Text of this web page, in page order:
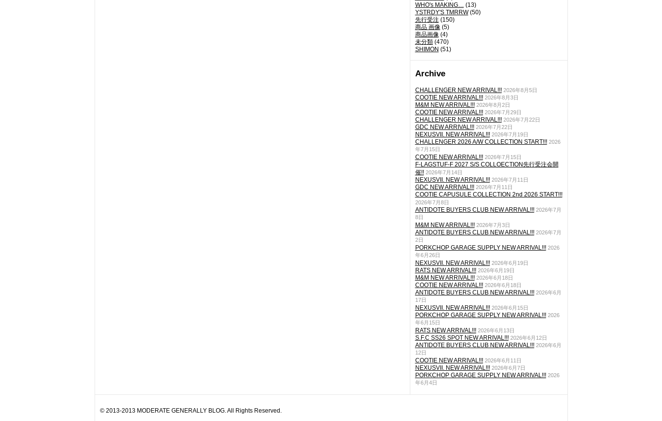
WHO's MAKING… (13)
YSTRDY'S TMRRW(50)
先行受注 (150)
商品 画像(5)
商品画像(4)
未分類(470)
SHIMON (51)
Archive
CHALLENGER NEW ARRIVAL!!! 2026年8月5日
COOTIE NEW ARRIVAL!!! 2026年8月3日
M&M NEW ARRIVAL!!! 2026年8月2日
COOTIE NEW ARRIVAL!!! 2026年7月29日
CHALLENGER NEW ARRIVAL!!! 2026年7月22日
GDC NEW ARRIVAL!!! 2026年7月22日
NEXUSVII. NEW ARRIVAL!!! 2026年7月19日
CHALLENGER 2026 A/W COLLECTION START!!! 2026
年7月15日
COOTIE NEW ARRIVAL!!! 2026年7月15日
F-LAGSTUF-F 2027 S/S COLLOECTION先行受注会開
催!! 2026年7月14日
NEXUSVII. NEW ARRIVAL!!! 2026年7月11日
GDC NEW ARRIVAL!!! 2026年7月11日
COOTIE CAPUSULE COLLECTION 2nd 2026 START!!!
2026年7月8日
ANTIDOTE BUYERS CLUB NEW ARRIVAL!!! 2026年7月
8日
M&M NEW ARRIVAL!!! 2026年7月3日
ANTIDOTE BUYERS CLUB NEW ARRIVAL!!! 2026年7月
2日
PORKCHOP GARAGE SUPPLY NEW ARRIVAL!!! 2026
年6月26日
NEXUSVII. NEW ARRIVAL!!! 2026年6月19日
RATS NEW ARRIVAL!!! 2026年6月19日
M&M NEW ARRIVAL!!! 2026年6月18日
COOTIE NEW ARRIVAL!!! 2026年6月18日
ANTIDOTE BUYERS CLUB NEW ARRIVAL!!! 2026年6月
17日
NEXUSVII. NEW ARRIVAL!!! 2026年6月15日
PORKCHOP GARAGE SUPPLY NEW ARRIVAL!!! 2026
年6月15日
RATS NEW ARRIVAL!!! 2026年6月13日
S.F.C SS26 SPOT NEW ARRIVAL!!! 2026年6月12日
ANTIDOTE BUYERS CLUB NEW ARRIVAL!!! 2026年6月
12日
COOTIE NEW ARRIVAL!!! 2026年6月11日
NEXUSVII. NEW ARRIVAL!!! 2026年6月7日
PORKCHOP GARAGE SUPPLY NEW ARRIVAL!!! 2026
年6月4日
© 2013-2013 MODERATE GENERALLY BLOG. All Rights Reserved.